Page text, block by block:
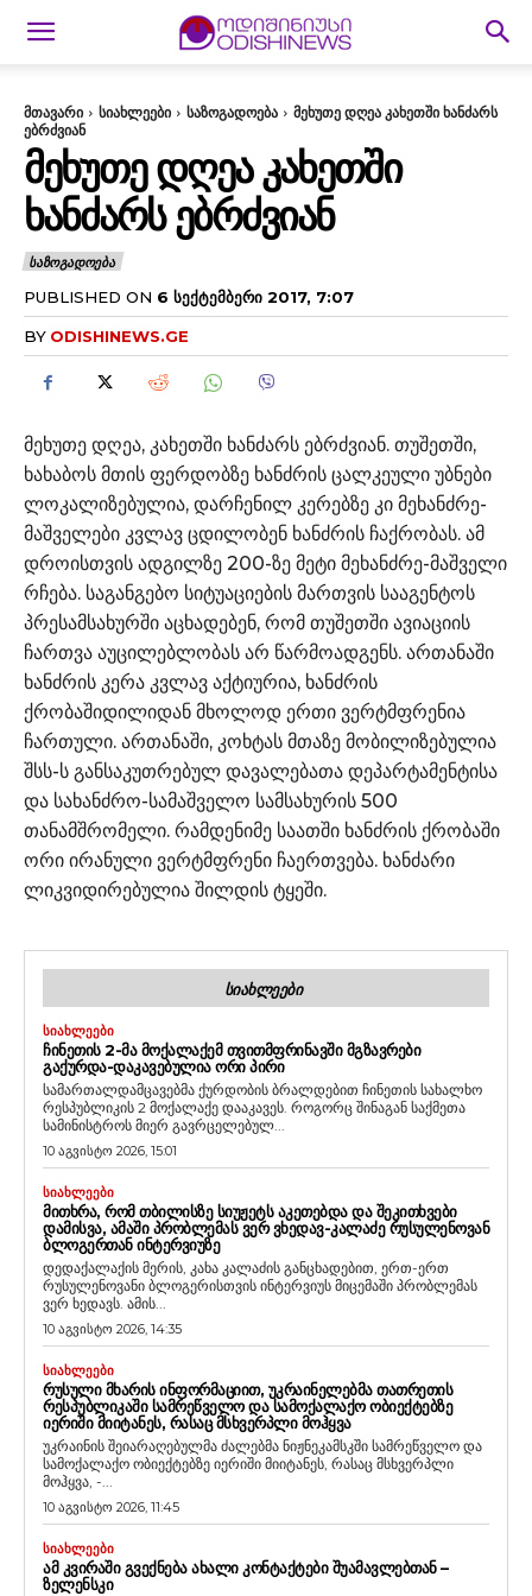
მთავარი სიახლეები საზოგადოება
მეხუთე დღეა კახეთში ხანძარს
ებრძვიან
ᲛᲔᲮᲣᲗᲔ ᲓᲦᲔᲐ ᲙᲐᲮᲔᲗᲨᲘ
ᲮᲐᲜᲫᲐᲠᲡ ᲔᲑᲠᲫᲕᲘᲐᲜ
ᲡᲐᲖᲝᲒᲐᲓᲝᲔᲑᲐ
PUBLISHED ON 6 ᲡᲔᲥᲢᲔᲛᲑᲔᲠᲘ 2017, 7:07
BY ODISHINEWS.GE
მეხუთე დღეა, კახეთში ხანძარს ებრძვიან. თუშეთში,
ხახაბოს მთის ფერდობზე ხანძრის ცალკეული უბნები
ლოკალიზებულია, დარჩენილ კერებზე კი მეხანძრე-
მაშველები კვლავ ცდილობენ ხანძრის ჩაქრობას. ამ
დროისთვის ადგილზე 200-ზე მეტი მეხანძრე-მაშველი
რჩება. საგანგებო სიტუაციების მართვის სააგენტოს
პრესამსახურში აცხადებენ, რომ თუშეთში ავიაციის
ჩართვა აუცილებლობას არ წარმოადგენს. ართანაში
ხანძრის კერა კვლავ აქტიურია, ხანძრის
ქრობაშიდილიდან მხოლოდ ერთი ვერტმფრენია
ჩართული. ართანაში, კოხტას მთაზე მობილიზებულია
შსს-ს განსაკუთრებულ დავალებათა დეპარტამენტისა
და სახანძრო-სამაშველო სამსახურის 500
თანამშრომელი. რამდენიმე საათში ხანძრის ქრობაში
ორი ირანული ვერტმფრენი ჩაერთვება. ხანძარი
ლიკვიდირებულია შილდის ტყეში.
ᲡᲘᲐᲮᲚᲔᲔᲑᲘ
ᲡᲘᲐᲮᲚᲔᲔᲑᲘ
ᲩᲘᲜᲔᲗᲘᲡ 2-ᲛᲐ ᲛᲝᲥᲐᲚᲐᲥᲔᲛ ᲗᲕᲘᲗᲛᲤᲠᲘᲜᲐᲕᲨᲘ ᲛᲒᲖᲐᲕᲠᲔᲑᲘ
ᲒᲐᲥᲣᲠᲓᲐ-ᲓᲐᲙᲐᲕᲔᲑᲣᲚᲘᲐ ᲝᲠᲘ ᲞᲘᲠᲘ
სამართალდამცავებმა ქურდობის ბრალდებით ჩინეთის სახალხო
რესპუბლიკის 2 მოქალაქე დააკავეს. როგორც შინაგან საქმეთა
სამინისტროს მიერ გავრცელებულ...
10 აგვისტო 2026, 15:01
ᲡᲘᲐᲮᲚᲔᲔᲑᲘ
ᲛᲘᲗᲮᲠᲐ, ᲠᲝᲛ ᲗᲑᲘᲚᲘᲡᲖᲔ ᲡᲘᲣᲟᲔᲢᲡ ᲐᲙᲔᲗᲔᲑᲓᲐ ᲓᲐ ᲨᲔᲙᲘᲗᲮᲕᲔᲑᲘ
ᲓᲐᲛᲘᲡᲕᲐ, ᲐᲛᲐᲨᲘ ᲞᲠᲝᲑᲚᲔᲛᲐᲡ ᲕᲔᲠ ᲕᲮᲔᲓᲐᲕ-ᲙᲐᲚᲐᲫᲔ ᲠᲣᲡᲣᲚᲔᲜᲝᲕᲐᲜ
ᲑᲚᲝᲒᲔᲠᲗᲐᲜ ᲘᲜᲢᲔᲠᲕᲘᲣᲖᲔ
დედაქალაქის მერის, კახა კალაძის განცხადებით, ერთ-ერთ
რუსულენოვანი ბლოგერისთვის ინტერვიუს მიცემაში პრობლემას
ვერ ხედავს. ამის...
10 აგვისტო 2026, 14:35
ᲡᲘᲐᲮᲚᲔᲔᲑᲘ
ᲠᲣᲡᲣᲚᲘ ᲛᲮᲐᲠᲘᲡ ᲘᲜᲤᲝᲠᲛᲐᲪᲘᲘᲗ, ᲣᲙᲠᲐᲘᲜᲔᲚᲔᲑᲛᲐ ᲗᲐᲗᲠᲔᲗᲘᲡ
ᲠᲔᲡᲞᲣᲑᲚᲘᲙᲐᲨᲘ ᲡᲐᲛᲠᲔᲬᲕᲔᲚᲝ ᲓᲐ ᲡᲐᲛᲝᲥᲐᲚᲐᲥᲝ ᲝᲑᲘᲔᲥᲢᲔᲑᲖᲔ
ᲘᲔᲠᲘᲨᲘ ᲛᲘᲘᲢᲐᲜᲔᲡ, ᲠᲐᲡᲐᲪ ᲛᲡᲮᲕᲔᲠᲞᲚᲘ ᲛᲝᲰᲧᲕᲐ
უკრაინის შეიარაღებულმა ძალებმა ნიჟნეკამსკში სამრეწველო და
სამოქალაქო ობიექტებზე იერიში მიიტანეს, რასაც მსხვერპლი
მოჰყვა, -...
10 აგვისტო 2026, 11:45
ᲡᲘᲐᲮᲚᲔᲔᲑᲘ
ᲐᲛ ᲙᲕᲘᲠᲐᲨᲘ ᲒᲕᲔᲥᲜᲔᲑᲐ ᲐᲮᲐᲚᲘ ᲙᲝᲜᲢᲐᲥᲢᲔᲑᲘ ᲨᲣᲐᲛᲐᲕᲚᲔᲑᲗᲐᲜ –
ᲖᲔᲚᲔᲜᲡᲙᲘ